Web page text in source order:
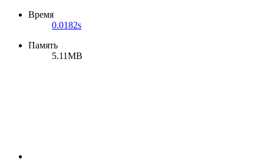
Время
0.0182s
Память
5.11MB